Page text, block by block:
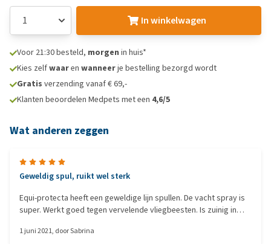
In winkelwagen
Voor 21:30 besteld, morgen in huis*
Kies zelfwaaren wanneerje bestelling bezorgd wordt
Gratis verzending vanaf € 69,-
Klanten beoordelen Medpets met een 4,6/5
Wat anderen zeggen
Geweldig spul, ruikt wel sterk
Equi-protecta heeft een geweldige lijn spullen. De vacht spray is
super. Werkt goed tegen vervelende vliegbeesten. Is zuinig in
1 juni 2021, doorSabrina